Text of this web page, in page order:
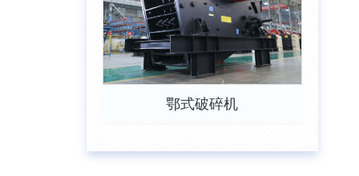
鄂式破碎机